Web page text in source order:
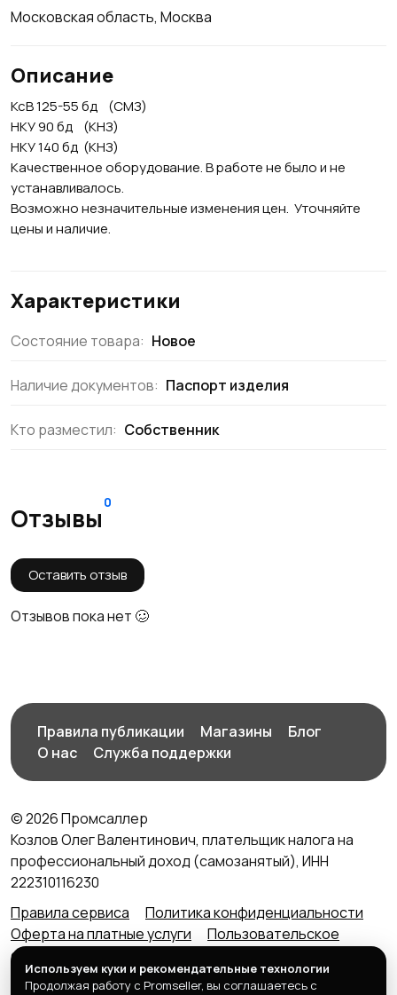
Московская область, Москва
Описание
КсВ 125-55 бд (СМЗ)
НКУ 90 бд (КНЗ)
НКУ 140 бд (КНЗ)
Качественное оборудование. В работе не было и не
устанавливалось.
Возможно незначительные изменения цен. Уточняйте
цены и наличие.
Характеристики
Состояние товара: Новое
Наличие документов: Паспорт изделия
Кто разместил: Собственник
Отзывы
0
Оставить отзыв
Отзывов пока нет 🥴
Правила публикации Магазины
Блог
О нас
Служба поддержки
© 2026 Промсаллер
Козлов Олег Валентинович, плательщик налога на
профессиональный доход (самозанятый), ИНН
222310116230
Правила сервиса
Политика конфиденциальности
Оферта на платные услуги
Пользовательское
соглашение
продавцов
Используем куки и рекомендательные технологии
Продолжая работу с Promseller, вы соглашаетесь с